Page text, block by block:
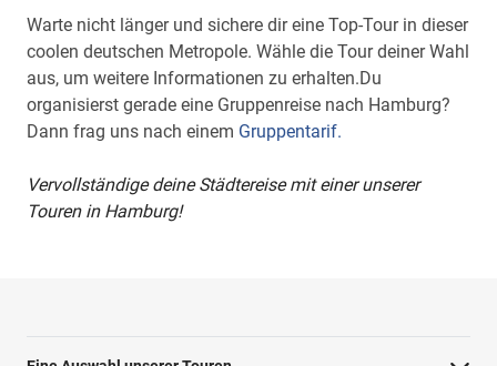
Warte nicht länger und sichere dir eine Top-Tour in dieser
coolen deutschen Metropole. Wähle die Tour deiner Wahl
aus, um weitere Informationen zu erhalten.Du
organisierst gerade eine Gruppenreise nach Hamburg?
Dann frag uns nach einem Gruppentarif.
Vervollständige deine Städtereise mit einer unserer
Touren in Hamburg!